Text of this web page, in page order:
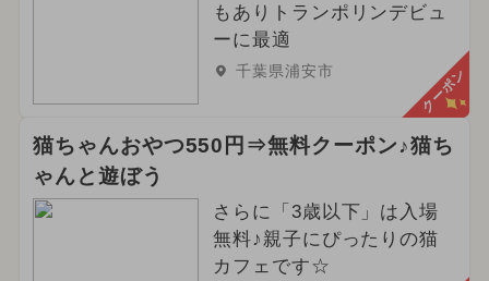
もありトランポリンデビュ
ーに最適
千葉県浦安市 クーポン
猫ちゃんおやつ550円⇒無料クーポン♪猫ち
ゃんと遊ぼう
さらに「3歳以下」は入場
無料♪親子にぴったりの猫
カフェです☆